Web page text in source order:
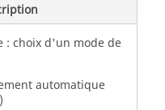
: choix d'un mode de
automatique